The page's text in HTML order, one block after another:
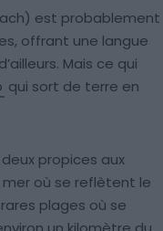
est probablement
offrant une langue
Mais ce qui
qui sort de terre en
propices aux
mer où se reflètent le
plages où se